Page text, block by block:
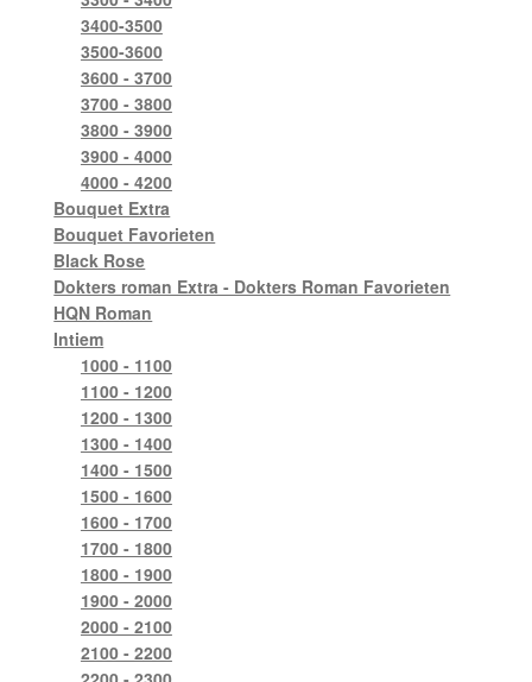
3400-3500
3500-3600
3600 - 3700
3700 - 3800
3800 - 3900
3900 - 4000
4000 - 4200
Bouquet Extra
Bouquet Favorieten
Black Rose
Dokters roman Extra - Dokters Roman Favorieten
HQN Roman
Intiem
1000 - 1100
1100 - 1200
1200 - 1300
1300 - 1400
1400 - 1500
1500 - 1600
1600 - 1700
1700 - 1800
1800 - 1900
1900 - 2000
2000 - 2100
2100 - 2200